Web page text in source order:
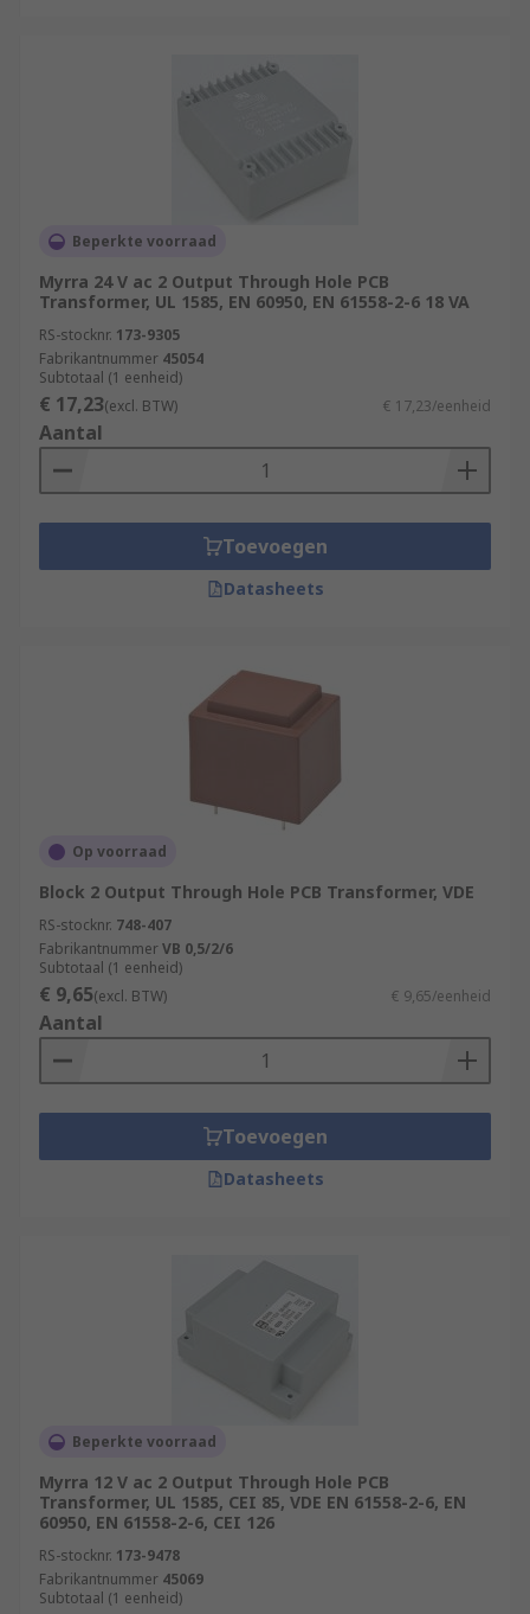
Beperkte voorraad
Myrra 24 V ac 2 Output Through Hole PCB
Transformer, UL 1585, EN 60950, EN 61558-2-6 18 VA
RS-stocknr. 173-9305
Fabrikantnummer 45054
Subtotaal (1 eenheid)
€ 17,23(excl. BTW) € 17,23/eenheid
Aantal
Toevoegen
Datasheets
Op voorraad
Block 2 Output Through Hole PCB Transformer, VDE
RS-stocknr. 748-407
FabrikantnummerVB 0,5/2/6
Subtotaal (1 eenheid)
€ 9,65(excl. BTW) € 9,65/eenheid
Aantal
Toevoegen
Datasheets
Beperkte voorraad
Myrra 12 V ac 2 Output Through Hole PCB
Transformer, UL 1585, CEI 85, VDE EN 61558-2-6, EN
60950, EN 61558-2-6, CEI 126
RS-stocknr. 173-9478
Fabrikantnummer 45069
Subtotaal (1 eenheid)